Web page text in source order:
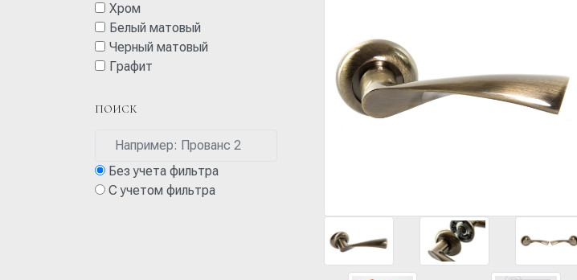
Хром
Белый матовый
Черный матовый
Графит
ПОИСК
Без учета фильтра
С учетом фильтра